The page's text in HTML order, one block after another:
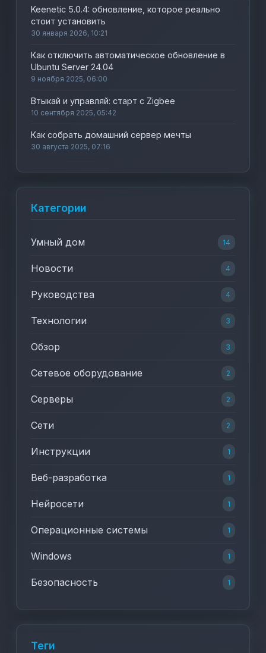
Keenetic 5.0.4: обновление, которое реально
стоит установить
30 января 2026, 10:21
Как отключить автоматическое обновление в
Ubuntu Server 24.04
9 ноября 2025, 06:00
Втыкай и управляй: старт с Zigbee
10 сентября 2025, 05:42
Как собрать домашний сервер мечты
30 августа 2025, 07:16
Категории
Умный дом 14
Новости 4
Руководства 4
Технологии 3
Обзор 3
Сетевое оборудование 2
Серверы 2
Сети 2
Инструкции 1
Веб-разработка 1
Нейросети 1
Операционные системы 1
Windows 1
Безопасность 1
Теги